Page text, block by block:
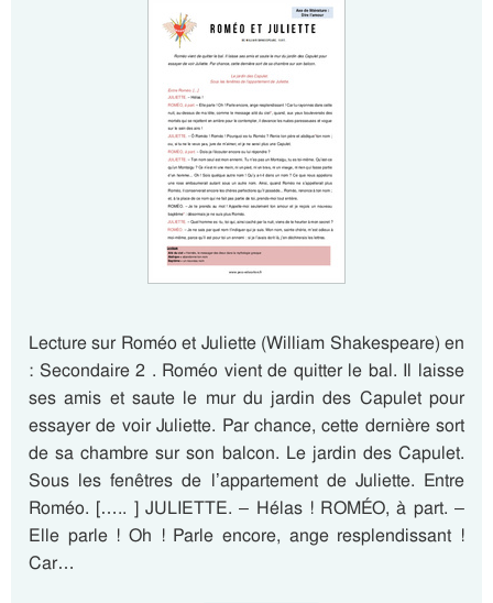
Lecture sur Roméo et Juliette (William Shakespeare) en
: Secondaire 2 . Roméo vient de quitter le bal. Il laisse
ses amis et saute le mur du jardin des Capulet pour
essayer de voir Juliette. Par chance, cette dernière sort
de sa chambre sur son balcon. Le jardin des Capulet.
Sous les fenêtres de l’appartement de Juliette. Entre
Roméo. [….. ] JULIETTE. – Hélas ! ROMÉO, à part. –
Elle parle ! Oh ! Parle encore, ange resplendissant !
Car…